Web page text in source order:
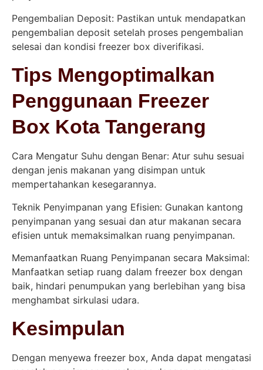
Pengembalian Deposit: Pastikan untuk mendapatkan
pengembalian deposit setelah proses pengembalian
selesai dan kondisi freezer box diverifikasi.
Tips Mengoptimalkan
Penggunaan Freezer
Box Kota Tangerang
Cara Mengatur Suhu dengan Benar: Atur suhu sesuai
dengan jenis makanan yang disimpan untuk
mempertahankan kesegarannya.
Teknik Penyimpanan yang Efisien: Gunakan kantong
penyimpanan yang sesuai dan atur makanan secara
efisien untuk memaksimalkan ruang penyimpanan.
Memanfaatkan Ruang Penyimpanan secara Maksimal:
Manfaatkan setiap ruang dalam freezer box dengan
baik, hindari penumpukan yang berlebihan yang bisa
menghambat sirkulasi udara.
Kesimpulan
Dengan menyewa freezer box, Anda dapat mengatasi